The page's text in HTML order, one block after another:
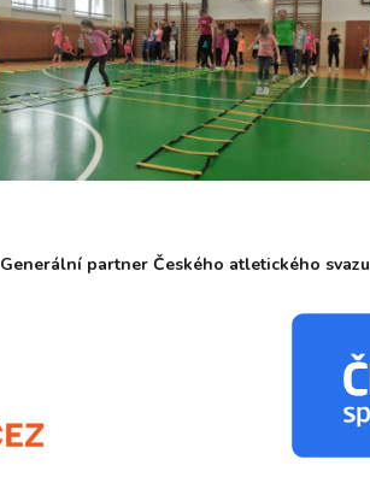
Generální partner Českého atletického svazu